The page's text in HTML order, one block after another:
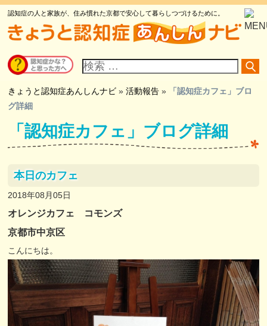
認知症の人と家族が、住み慣れた京都で安心して暮らしつづけるために。
イ
ト
検
索
きょうと認知症あんしんナビ »活動報告 »
「認知症カフェ」ブロ
グ詳細
「認知症カフェ」ブログ詳細
本日のカフェ
2018年08月05日
オレンジカフェ コモンズ
京都市中京区
こんにちは。